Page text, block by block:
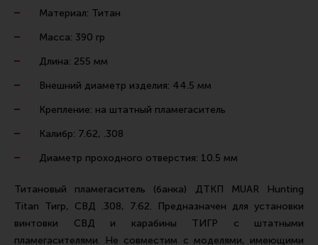
Ремни для IPSC
Стрелковые таймеры
Холощение и тренировки
Другие аксессуары IPSC
Экипировка
Пневматика
Стрелковые очки
Кобуры
Подсумки
Материал: Титан
Масса: 390 гр
Длина: 255 мм
Внешний диаметр изделия: 44.5 мм
Крепление: на штатный пламегаситель
Калибр: 7.62, .308
Диаметр проходного отверстия: 10.5 мм
Титановый пламегаситель (банка) ДТКП MUAR Hunting
Titan Тигр, СВД .308, 7.62. Предназначен для установки
винтовки СВД и карабины ТИГР с штатными
пламегасителями. Не совместим с моделями, имеющими